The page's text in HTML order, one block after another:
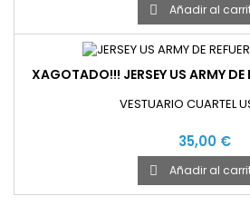
 Añadir al
XAGOTADO!!! JERSEY US ARMY DE
VESTUARIO CUARTEL
35,00 €
 Añadir al